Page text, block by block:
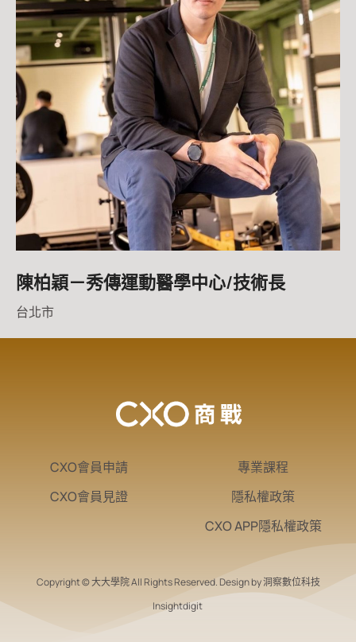
陳柏穎－秀傳運動醫學中心/技術長
台北市
CXO會員申請
CXO會員見證
專業課程
隱私權政策
CXO APP隱私權政策
Copyright © 大大學院 All Rights Reserved. Design by 洞察數位科技
Insightdigit